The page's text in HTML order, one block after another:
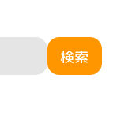
検索